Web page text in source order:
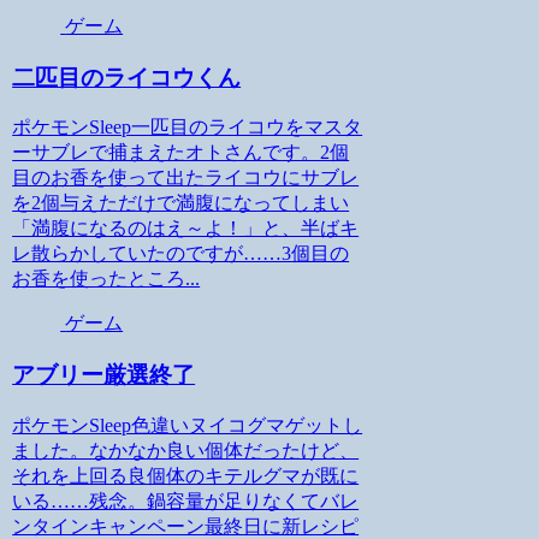
ゲーム
二匹目のライコウくん
ポケモンSleep一匹目のライコウをマスタ
ーサブレで捕まえたオトさんです。2個
目のお香を使って出たライコウにサブレ
を2個与えただけで満腹になってしまい
「満腹になるのはえ～よ！」と、半ばキ
レ散らかしていたのですが……3個目の
お香を使ったところ...
ゲーム
アブリー厳選終了
ポケモンSleep色違いヌイコグマゲットし
ました。なかなか良い個体だったけど、
それを上回る良個体のキテルグマが既に
いる……残念。鍋容量が足りなくてバレ
ンタインキャンペーン最終日に新レシピ